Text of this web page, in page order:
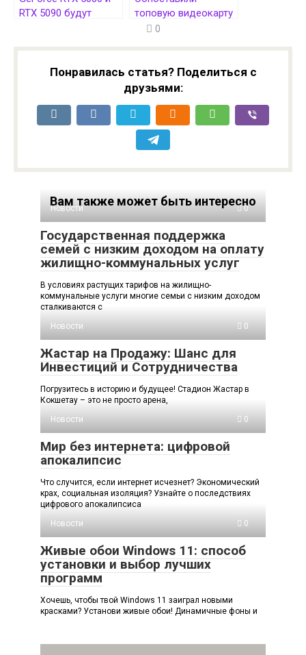
RTX 5090 будут
продаж
топовую видеокарту
прошлой эпохи
5080 в 2K и 4K
0
Понравилась статья? Поделиться с
друзьями:
Вам также может быть интересно
Новости 0
Государственная поддержка
семей с низким доходом на оплату
жилищно-коммунальных услуг
В условиях растущих тарифов на жилищно-
коммунальные услуги многие семьи с низким доходом
сталкиваются с
Новости
0
Жастар на Продажу: Шанс для
Инвестиций и Сотрудничества
Погрузитесь в историю и будущее! Стадион Жастар в
Кокшетау – это не просто арена,
Новости
0
Мир без интернета: цифровой
апокалипсис
Что случится, если интернет исчезнет? Экономический
крах, социальная изоляция? Узнайте о последствиях
цифрового апокалипсиса
Новости
0
Живые обои Windows 11: способ
установки и выбор лучших
программ
Хочешь, чтобы твой Windows 11 заиграл новыми
красками? Установи живые обои! Динамичные фоны и